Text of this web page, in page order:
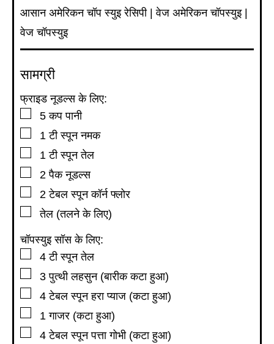
आसान अमेरिकन चॉप स्युइ रेसिपी | वेज अमेरिकन चॉपस्युइ |
वेज चॉपस्युइ
सामग्री
फ्राइड नूडल्स के लिए:
▢
5 कप पानी
▢
1 टी स्पून नमक
▢
1 टी स्पून तेल
▢
2 पैकनूडल्स
▢
2 टेबल स्पून कॉर्न फ्लोर
▢
तेल (तलने के लिए)
चॉपस्युइ सॉस के लिए:
▢
4 टी स्पून तेल
▢
3 पुत्थी लहसुन (बारीक कटा हुआ)
▢
4 टेबल स्पून हरा प्याज (कटा हुआ)
▢
1 गाजर (कटा हुआ)
▢
4 टेबल स्पून पत्ता गोभी (कटा हुआ)